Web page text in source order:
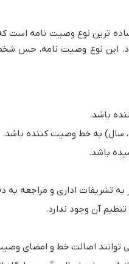
ترین نوع وصیت نامه است
این نوع وصیت نامه، حس
باشد.
سال) به خط وصیت کننده باشد.
باشد.
به تشریفات اداری و مراجعه به
آن وجود ندارد.
توانند اصالت خط و امضای وصیت